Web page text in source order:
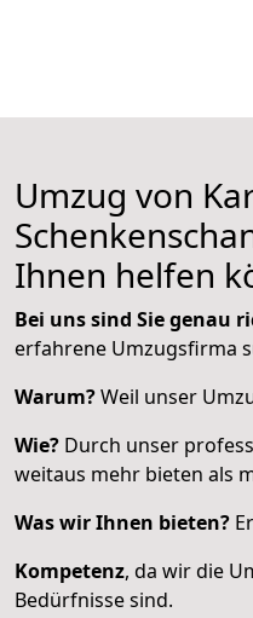
Umzug von
Ihnen helfen
Bei uns sind Sie genau
erfahrene Umzugsfirma
Warum?Weil unser
Wie? Durch unser
weitaus mehr bieten als
Was wir Ihnen bieten?
Kompetenz, da wir die
Bedürfnisse sind.